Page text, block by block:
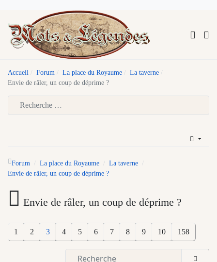
Accueil Forum La place du Royaume
La taverne
Envie de râler, un coup de déprime ?
Forum La place du Royaume
La taverne
Envie de râler, un coup de déprime ?
Envie de râler, un coup de déprime ?
1 2 3 4 5 6 7 8 9 10 158